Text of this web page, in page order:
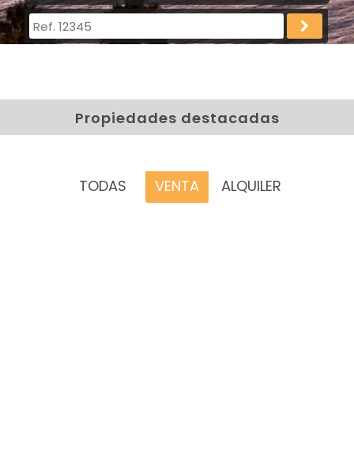
Propiedades destacadas
TODAS VENTA ALQUILER